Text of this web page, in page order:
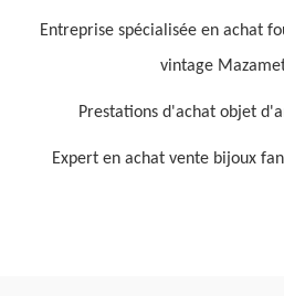
Entreprise spécialisée en achat
vintage
Prestations d'achat objet
Expert en achat vente bijoux